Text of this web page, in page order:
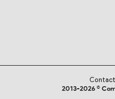
Contact
2013-2026 ©